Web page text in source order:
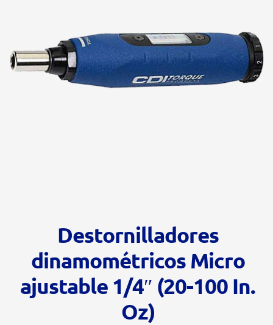
Destornilladores
dinamométricos Micro
ajustable 1/4″ (20-100 In.
Oz)